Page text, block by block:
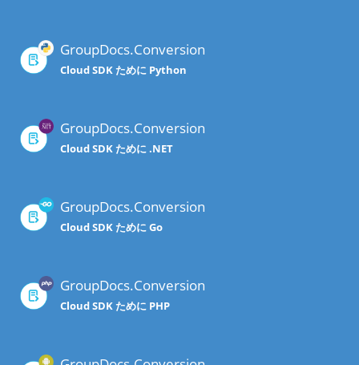
GroupDocs.Conversion
Cloud SDK ために Python
GroupDocs.Conversion
Cloud SDK ために .NET
GroupDocs.Conversion
Cloud SDK ために Go
GroupDocs.Conversion
Cloud SDK ために PHP